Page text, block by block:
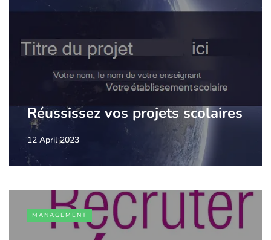
Réussissez vos projets scolaires
12 April 2023
MANAGEMENT